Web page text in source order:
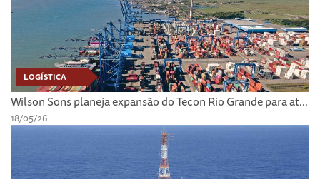
LOGÍSTICA
Wilson Sons planeja expansão do Tecon Rio Grande para at...
18/05/26